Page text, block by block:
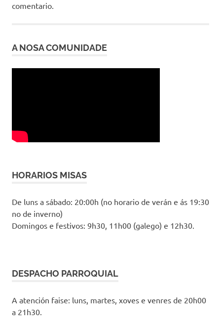
comentario.
A NOSA COMUNIDADE
HORARIOS MISAS
De luns a sábado: 20:00h (no horario de verán e ás 19:30
no de inverno)
Domingos e festivos: 9h30, 11h00 (galego) e 12h30.
DESPACHO PARROQUIAL
A atención faise: luns, martes, xoves e venres de 20h00
a 21h30.